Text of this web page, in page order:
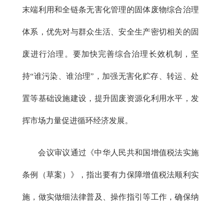
末端利用和全链条无害化管理的固体废物综合治理
体系，优先对与群众生活、安全生产密切相关的固
废进行治理。要加快完善综合治理长效机制，坚
持“谁污染、谁治理”，加强无害化贮存、转运、处
置等基础设施建设，提升固废资源化利用水平，发
挥市场力量促进循环经济发展。
会议审议通过《中华人民共和国增值税法实施
条例（草案）》，指出要有力保障增值税法顺利实
施，做实做细法律普及、操作指引等工作，确保纳